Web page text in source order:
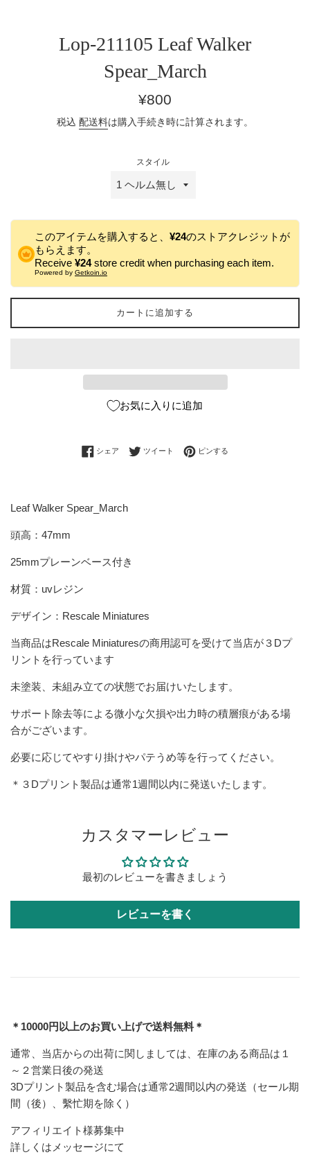
Lop-211105 Leaf Walker
Spear_March
通
価
¥800
税込 配送料は購入手続き時に計算されます。
スタイル
このアイテムを購入すると、 ¥24のストアクレジットが
もらえます。
Receive ¥24store credit when purchasing each item.
Powered by Getkoin.io
カートに追加する
お気に入りに追加
シェア Facebookでシェアする
ツイート Twitterに投稿する
ピンする
Leaf Walker Spear_March
頭高：47mm
25mmプレーンベース付き
材質：uvレジン
デザイン：Rescale Miniatures
当商品はRescale Miniaturesの商用認可を受けて当店が３Dプ
リントを行っています
未塗装、未組み立ての状態でお届けいたします。
サポート除去等による微小な欠損や出力時の積層痕がある場
合がございます。
必要に応じてやすり掛けやパテうめ等を行ってください。
＊３Dプリント製品は通常1週間以内に発送いたします。
カスタマーレビュー
最初のレビューを書きましょう
レビューを書く
＊10000円以上のお買い上げで送料無料＊
通常、当店からの出荷に関しましては、在庫のある商品は１
～２営業日後の発送
3Dプリント製品を含む場合は通常2週間以内の発送（セール期
間（後）、繫忙期を除く）
アフィリエイト様募集中
詳しくはメッセージにて